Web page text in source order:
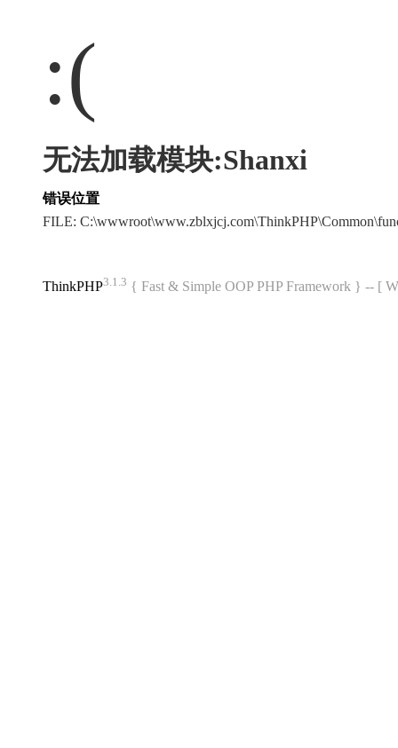
:(
无法加载模块:Shanxi
错误位置
FILE:
ThinkPHP3.1.3 { Fast & Simple OOP PHP Framework } -- [